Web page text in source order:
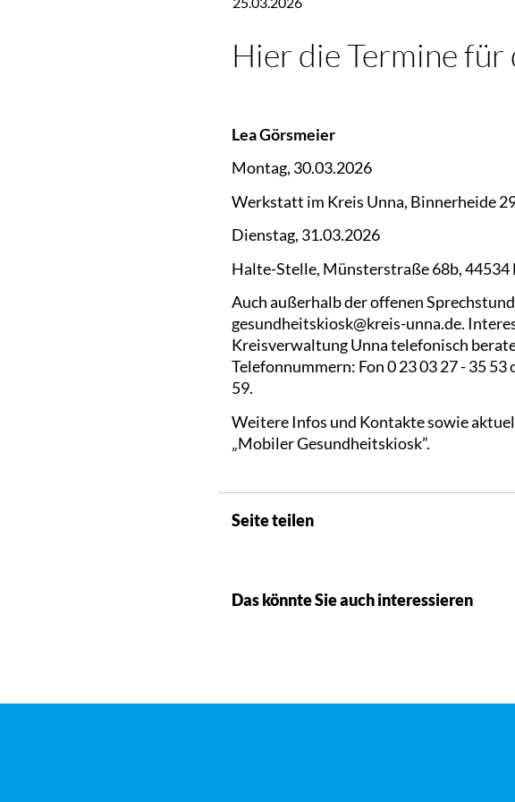
Hier die Termine für
Lea Görsmeier
Montag, 30.03.2026
Werkstatt im Kreis Unna, Binnerheide
Dienstag, 31.03.2026
Halte-Stelle, Münsterstraße 68b, 44534
Auch außerhalb der offenen
gesundheitskiosk@kreis-unna.de.
Kreisverwaltung Unna telefonisch
Telefonnummern: Fon 0 23 03 27 - 35 53
59.
Weitere Infos und Kontakte sowie
„Mobiler Gesundheitskiosk”.
Seite teilen
Das könnte Sie auch interessieren